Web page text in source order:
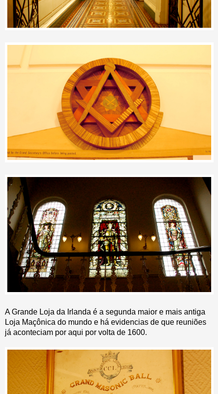
A Grande Loja da Irlanda é a segunda maior e mais antiga
Loja Maçônica do mundo e há evidencias de que reuniões
já aconteciam por aqui por volta de 1600.